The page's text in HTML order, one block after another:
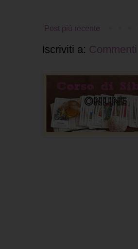
Post più recente
Iscriviti a: